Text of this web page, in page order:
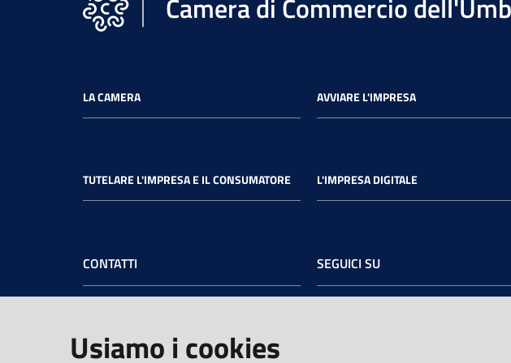
Camera di Commercio
LA CAMERA AVVIARE L'IMPRESA
TUTELARE L'IMPRESA E IL CONSUMATORE L'IMPRESA DIGITALE
CONTATTI
06121 Perugia - tel.+39 075 57481
SEGUICI SU
Usiamo i cookies